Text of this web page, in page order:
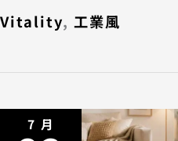
Vitality, 工業風
7 月